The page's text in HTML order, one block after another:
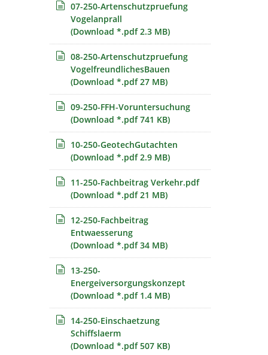
07-250-Artenschutzpruefung
Vogelanprall
(Download *.pdf 2.3 MB)
08-250-Artenschutzpruefung
VogelfreundlichesBauen
(Download *.pdf 27 MB)
09-250-FFH-Voruntersuchung
(Download *.pdf 741 KB)
10-250-GeotechGutachten
(Download *.pdf 2.9 MB)
11-250-Fachbeitrag Verkehr.pdf
(Download *.pdf 21 MB)
12-250-Fachbeitrag
Entwaesserung
(Download *.pdf 34 MB)
13-250-
Energeiversorgungskonzept
(Download *.pdf 1.4 MB)
14-250-Einschaetzung
Schiffslaerm
(Download *.pdf 507 KB)